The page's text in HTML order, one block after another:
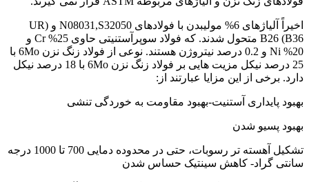
اخیراً آلیاژهای 6% مولیبدن با فولادهای N08031,S32050 و (UR
B36) B26 متحول شدند. که فولاد سوپرآستنیتی حاوی 25% Cr و
20% Ni و 0.2 درصد نیتروژن هستند. نوعی از فولاد زنگ نزن 6Mo با
25 درصد نیکل مزیت هایی بر فولاد زنگ نزن 6Mo با 18 درصد نیکل
دارد. برخی از این مزایا عبارتند از:
بهبود پایداری آستنیت-بهبود مقاومت به خوردگی تنشی
بهبود پسیو شدن
تشکیل آهسته تر رسوبات، حتی در محدوده دمایی 700 تا 1000 درجه
سانتی گراد- کاهش سینتیک حساس شدن